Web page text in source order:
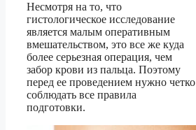
Несмотря на то, что
гистологическое исследование
является малым оперативным
вмешательством, это все же куда
более серьезная операция, чем
забор крови из пальца. Поэтому
перед ее проведением нужно четко
соблюдать все правила
подготовки.